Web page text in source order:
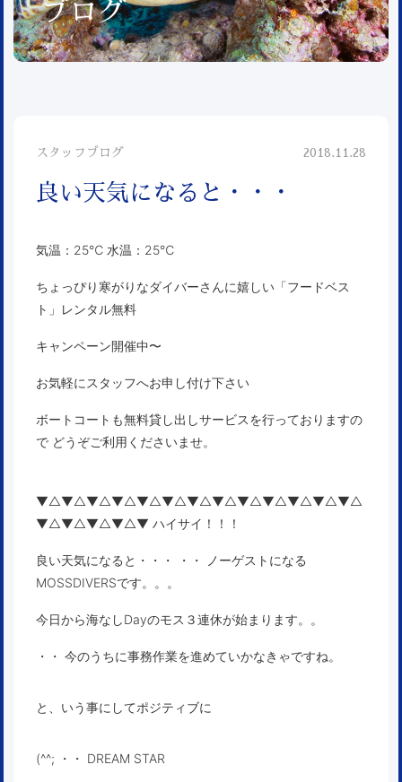
ブログ
スタッフブログ 2018.11.28
良い天気になると・・・
気温：25℃ 水温：25℃
ちょっぴり寒がりなダイバーさんに嬉しい「フードベス
ト」レンタル無料
キャンペーン開催中〜
お気軽にスタッフへお申し付け下さい
ボートコートも無料貸し出しサービスを行っておりますの
で どうぞご利用くださいませ。
▼△▼△▼△▼△▼△▼△▼△▼△▼△▼△▼△▼△▼△
▼△▼△▼△▼△▼ ハイサイ！！！
良い天気になると・・・ ・・ ノーゲストになる
MOSSDIVERSです。。。
今日から海なしDayのモス３連休が始まります。。
・・ 今のうちに事務作業を進めていかなきゃですね。
と、いう事にしてポジティブに
(^^; ・・ DREAM STAR